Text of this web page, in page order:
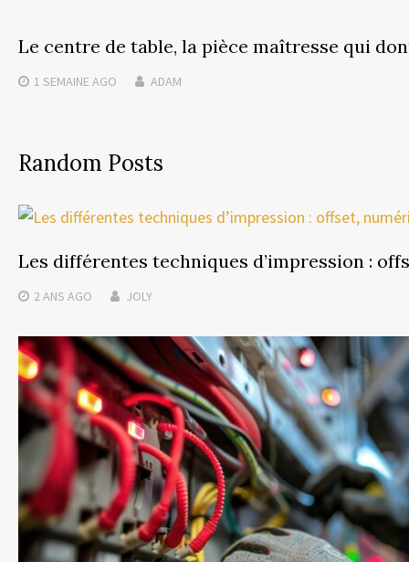
Le centre de table, la pièce maîtresse qui
1 SEMAINE AGO ADAM
Random Posts
Les différentes techniques d’impression :
2 ANS AGO JOLY